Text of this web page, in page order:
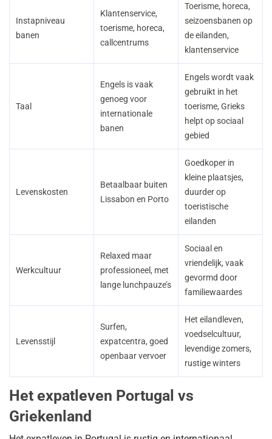
Instapniveau
banen
Klantenservice,
toerisme, horeca,
callcentrums
Toerisme, horeca,
seizoensbanen op
de eilanden,
klantenservice
Taal
Engels is vaak
genoeg voor
internationale
banen
Engels wordt vaak
gebruikt in het
toerisme, Grieks
helpt op sociaal
gebied
Levenskosten
Betaalbaar buiten
Lissabon en Porto
Goedkoper in
kleine plaatsjes,
duurder op
toeristische
eilanden
Werkcultuur
Relaxed maar
professioneel, met
lange lunchpauze’s
Sociaal en
vriendelijk, vaak
gevormd door
familiewaardes
Levensstijl
Surfen,
expatcentra, goed
openbaar vervoer
Het eilandleven,
voedselcultuur,
levendige zomers,
rustige winters
Het expatleven Portugal vs
Griekenland